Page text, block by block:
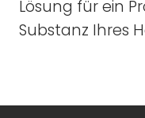
Lösung für ein
Substanz Ihres